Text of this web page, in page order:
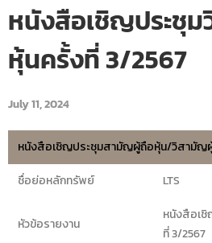
หนังสือเชิญประชุ
หุ้นครั้งที่ 3/2567
July 11, 2024
หนังสือเชิญประชุมสามัญผู้ถือหุ้น/วิสามัญ
ชื่อย่อหลักทรัพย์
LTS
หัวข้อรายงาน
หนังสือเ
ที่ 3/2567